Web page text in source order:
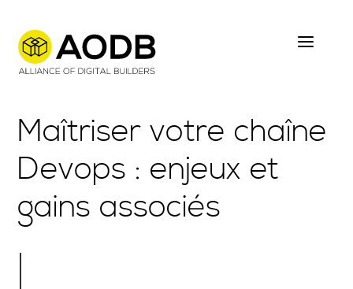
Maîtriser votre chaîne
Devops : enjeux et
gains associés